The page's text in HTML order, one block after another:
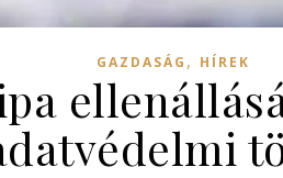
GAZDASÁG , HÍREK